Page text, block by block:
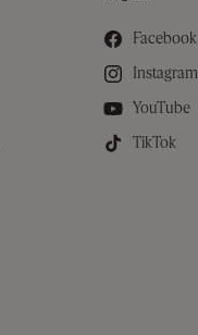
Facebook
Facebook
Instagram
Instagram
YouTube
TikTok
TikTok